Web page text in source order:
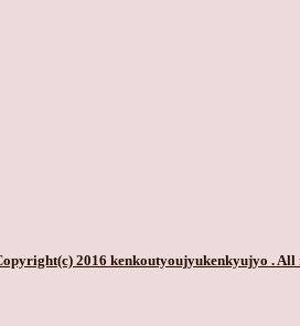
2016 kenkoutyoujyukenkyujyo . All